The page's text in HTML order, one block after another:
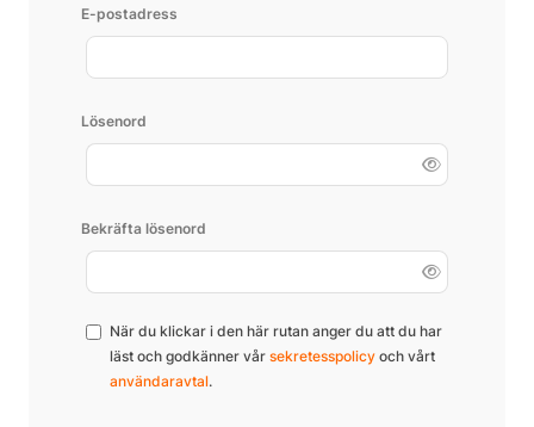
E-postadress
Lösenord
Bekräfta lösenord
När du klickar i den här rutan anger du att du har
läst och godkänner vår sekretesspolicy och vårt
användaravtal.